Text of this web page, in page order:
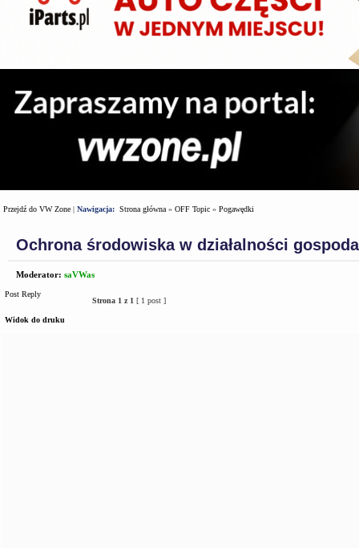
Przejdź do VW Zone | Nawigacja: Strona główna » OFF Topic » Pogawędki
Ochrona środowiska w działalności
Moderator: saVWas
Post Reply
Strona 1 z 1 [ 1 post ]
Widok do druku